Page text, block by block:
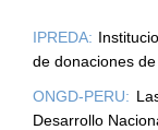
IPREDA:
de donaciones
ONGD-PERU:
Desarrollo